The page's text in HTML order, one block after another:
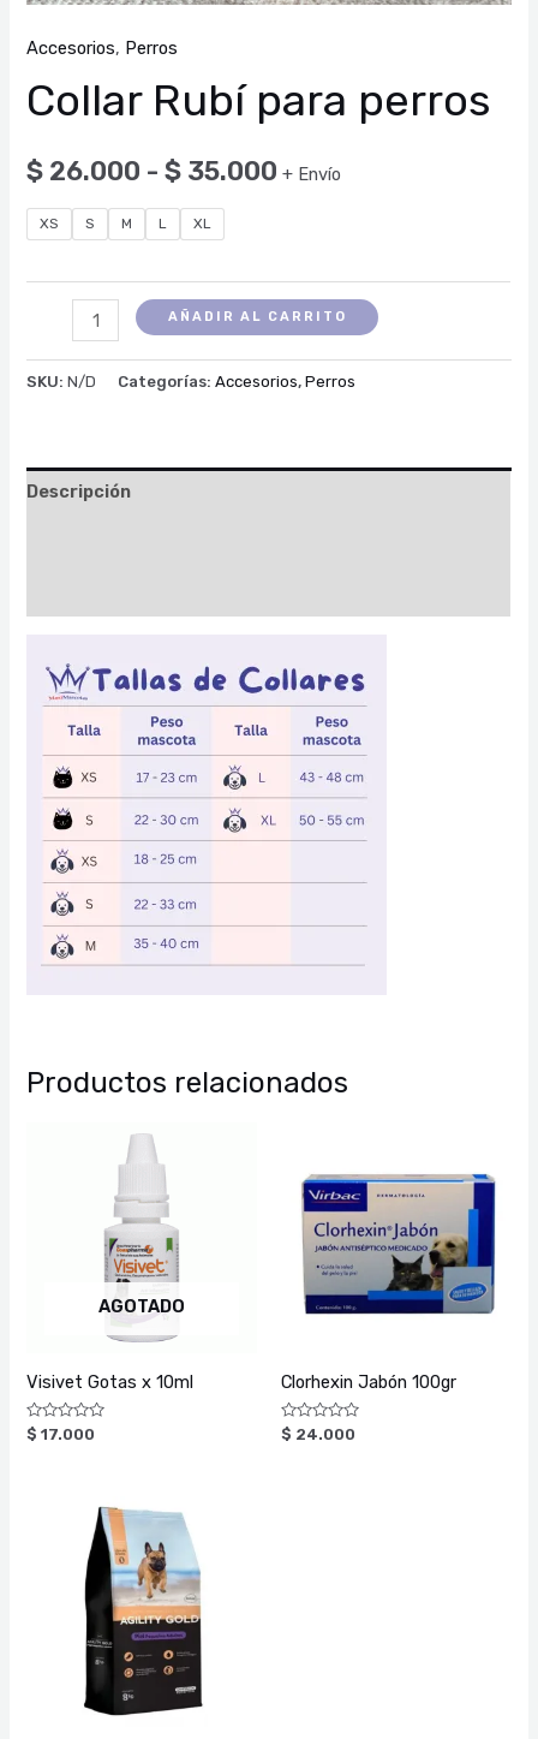
Accesorios, Perros
Collar Rubí para perros
$ 26.000 - $ 35.000 + Envío
XS S M L XL
AÑADIR AL CARRITO
SKU:N/D Categorías:Accesorios,Perros
Descripción
Productos relacionados
AGOTADO
Visivet Gotas x 10ml
Valorado
con
$ 17.000
Clorhexin Jabón 100gr
Valorado
con
$ 24.000
precios:
desde
$ 41.000
hasta
$ 184.000